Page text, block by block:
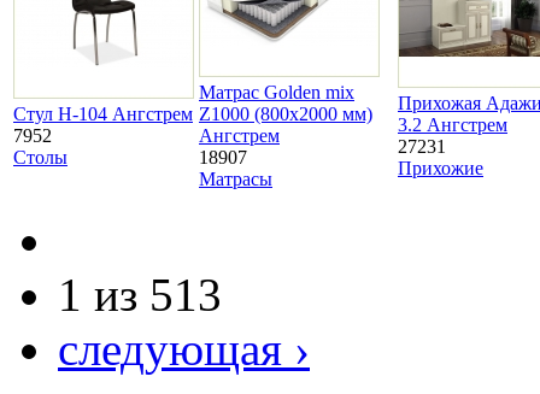
Стул H-104 Ангстрем
7952
Столы
Матрас Golden mix
Z1000 (800х2000 мм)
Ангстрем
18907
Матрасы
Прихожая
3.2 Ангстрем
27231
Прихожие
1 из 513
следующая ›